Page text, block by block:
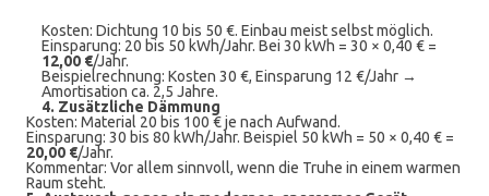
Kosten: Dichtung 10 bis 50 €. Einbau meist selbst möglich.
Einsparung: 20 bis 50 kWh/Jahr. Bei 30 kWh = 30 × 0,40 € =
12,00 €/Jahr.
Beispielrechnung: Kosten 30 €, Einsparung 12 €/Jahr →
Amortisation ca. 2,5 Jahre.
4. Zusätzliche Dämmung
Kosten: Material 20 bis 100 € je nach Aufwand.
Einsparung: 30 bis 80 kWh/Jahr. Beispiel 50 kWh = 50 × 0,40 € =
20,00 €/Jahr.
Kommentar: Vor allem sinnvoll, wenn die Truhe in einem warmen
Raum steht.